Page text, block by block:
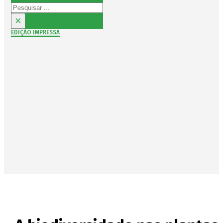
Pesquisar
×
EDIÇÃO IMPRESSA